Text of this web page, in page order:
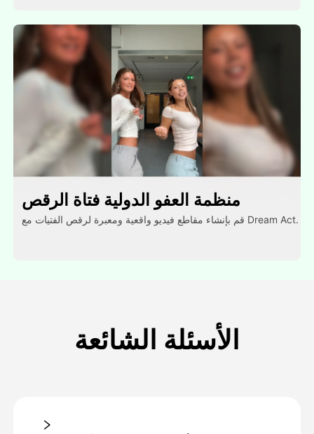
منظمة العفو الدولية فتاة الرقص
قم بإنشاء مقاطع فيديو واقعية ومعبرة لرقص الفتيات مع Dream Act.
الأسئلة الشائعة